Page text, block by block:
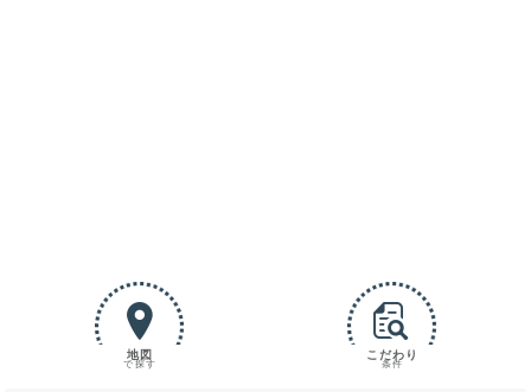
地図
で探す
こだわり
条件